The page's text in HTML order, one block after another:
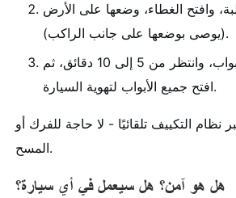
وافتح الغطاء، وضعها على الأرض
(يوصى بوضعها على جانب الراكب).
: أغلق الأبواب، وانتظر من 5 إلى 10 دقائق، ثم
افتح جميع الأبواب لتهوية السيارة.
نظام التكييف تلقائيًا - لا حاجة للفرك أو
المسح.
هل هو آمن؟ هل سيعمل في أي سيارة؟